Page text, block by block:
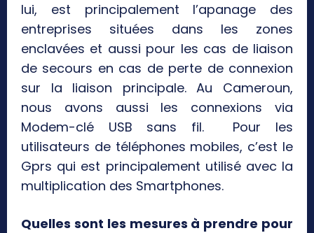
lui, est principalement l’apanage des
entreprises situées dans les zones
enclavées et aussi pour les cas de liaison
de secours en cas de perte de connexion
sur la liaison principale. Au Cameroun,
nous avons aussi les connexions via
Modem-clé USB sans fil. Pour les
utilisateurs de téléphones mobiles, c’est le
Gprs qui est principalement utilisé avec la
multiplication des Smartphones.
Quelles sont les mesures à prendre pour